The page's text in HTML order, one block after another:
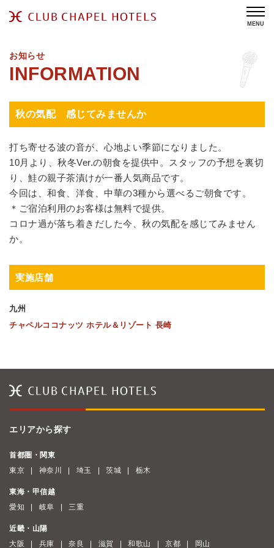
MENU
お知らせ
秋の気配 感じてみませんか
打ち寄せる波の音が、心地よい季節になりました。
10月より、秋冬Ver.の朝食を提供中。スタッフの予想を裏切
り、鮭の親子茶漬けが一番人気商品です。
今回は、和食、洋食、中華の3種から選べるご朝食です。
＊ご宿泊利用のお客様は無料で提供。
コロナ過が落ち着きだした今、秋の気配を感じてみません
か。
実施店舗
九州
チャペルココナッツ ホテル＆リゾート 長崎
エリアから探す
首都圏・関東
東京
神奈川 埼玉 茨城 栃木
東海・甲信越
愛知
岐阜 三重
近畿・山陽
大阪
兵庫 奈良 滋賀 和歌山 京都 岡山